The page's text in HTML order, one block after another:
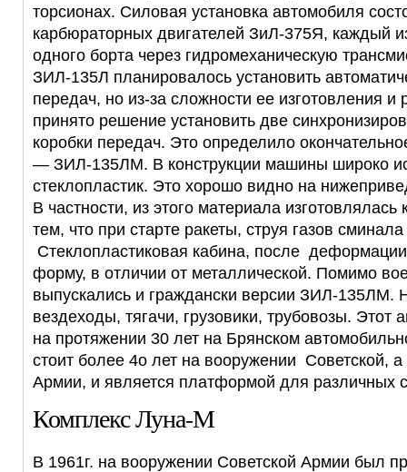
торсионах. Силовая установка автомобиля
карбюраторных двигателей ЗиЛ-375Я, каждый
одного борта через гидромеханическую
ЗИЛ-135Л планировалось установить
передач, но из-за сложности ее изготовления и
принято решение установить две
коробки передач. Это определило
— ЗИЛ-135ЛМ. В конструкции машины широко
стеклопластик. Это хорошо видно на
В частности, из этого материала изготовлялась
тем, что при старте ракеты, струя газов
Стеклопластиковая кабина, после
форму, в отличии от металлической. Помимо
выпускались и граждански версии ЗИЛ-135ЛМ.
вездеходы, тягачи, грузовики, трубовозы. Этот
на протяжении 30 лет на Брянском
стоит более 4о лет на вооружении Советской, а
Армии, и является платформой для различных
Комплекс Луна-М
В 1961г. на вооружении Советской Армии был